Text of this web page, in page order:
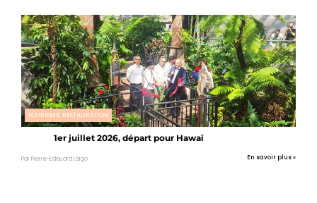
TOURISME, RESTAURATION
1er juillet 2026, départ pour Hawaï
Par Pierre-Edouard Laigo En savoir plus »